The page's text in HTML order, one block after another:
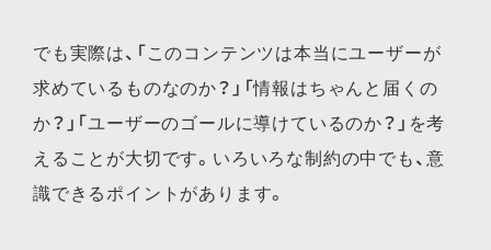
でも実際は、「このコンテンツは本当にユーザーが
求めているものなのか？」「情報はちゃんと届くの
か？」「ユーザーのゴールに導けているのか？」を考
えることが大切です。いろいろな制約の中でも、意
識できるポイントがあります。